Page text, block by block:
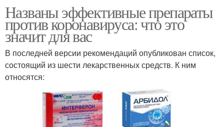
Названы эффективные препараты
против коронавируса: что это
значит для вас
В последней версии рекомендаций опубликован список,
состоящий из шести лекарственных средств. К ним
относятся: